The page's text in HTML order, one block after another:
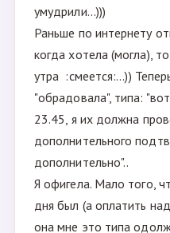
умудрили...)))
Раньше по интернету
когда хотела (могла),
утра :смеется:...))
"обрадовала", типа:
23.45, я их должна
дополнительного
дополнительно"..
Я офигела. Мало того,
дня был (а оплатить
она мне это типа